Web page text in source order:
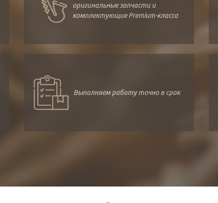
оригинальные запчасти и
комплектующие Premium-класса
Выполняем работу точно в срок